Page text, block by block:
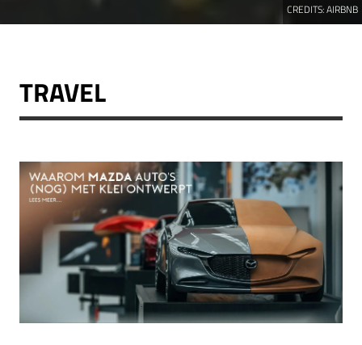
CREDITS:AIRBNB
TRAVEL